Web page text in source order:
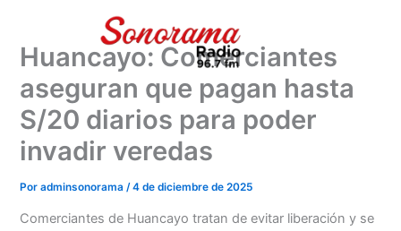
contenido
Huancayo: Comerciantes
aseguran que pagan hasta
S/20 diarios para poder
invadir veredas
Poradminsonorama/4 de diciembre de 2025
Comerciantes de Huancayo tratan de evitar liberación y se